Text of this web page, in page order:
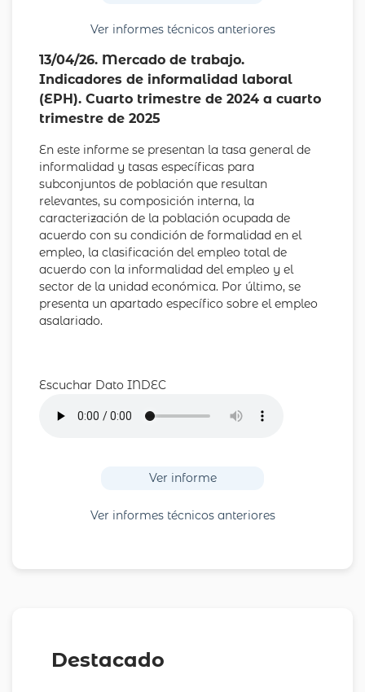
Ver informes técnicos anteriores
13/04/26. Mercado de trabajo.
Indicadores de informalidad laboral
(EPH). Cuarto trimestre de 2024 a cuarto
trimestre de 2025
En este informe se presentan la tasa general de
informalidad y tasas específicas para
subconjuntos de población que resultan
relevantes, su composición interna, la
caracterización de la población ocupada de
acuerdo con su condición de formalidad en el
empleo, la clasificación del empleo total de
acuerdo con la informalidad del empleo y el
sector de la unidad económica. Por último, se
presenta un apartado específico sobre el empleo
asalariado.
Escuchar Dato INDEC
Ver informe
Ver informes técnicos anteriores
Destacado